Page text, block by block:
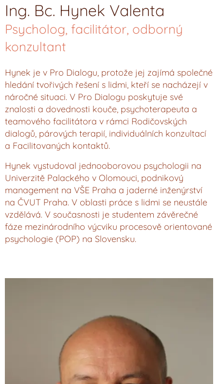
Ing. Bc. Hynek Valenta
Psycholog, facilitátor, odborný
konzultant
Hynek je v Pro Dialogu, protože jej zajímá společné
hledání tvořivých řešení s lidmi, kteří se nacházejí v
náročné situaci. V Pro Dialogu poskytuje své
znalosti a dovednosti kouče, psychoterapeuta a
teamového facilitátora v rámci Rodičovských
dialogů, párových terapií, individuálních konzultací
a Facilitovaných kontaktů.
Hynek vystudoval jednooborovou psychologii na
Univerzitě Palackého v Olomouci, podnikový
management na VŠE Praha a jaderné inženýrství
na ČVUT Praha. V oblasti práce s lidmi se neustále
vzdělává. V současnosti je studentem závěrečné
fáze mezinárodního výcviku procesově orientované
psychologie (POP) na Slovensku.